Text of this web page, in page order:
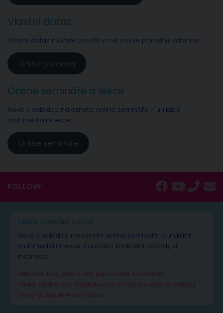
Vlastní dotaz
Vlastní dotaz můžete položit v mé online poradně zdarma.
Online poradna
Online semináře a lekce
Nově v nabídce naleznete online semináře - unikátní
multimediální lekce.
Online semináře
FOLLOW:
ONLINE SEMINÁŘE A LEKCE
Nově v nabídce naleznete online semináře – unikátní
multimediální lekce, naprosto konkrétní návody a
inspirace.
Aktivace tvojí životní síly jako cesta sebelásky
Velká partnerská rekapitulace a restart vašeho vztahu
Slovy ke šťastnému vztahu